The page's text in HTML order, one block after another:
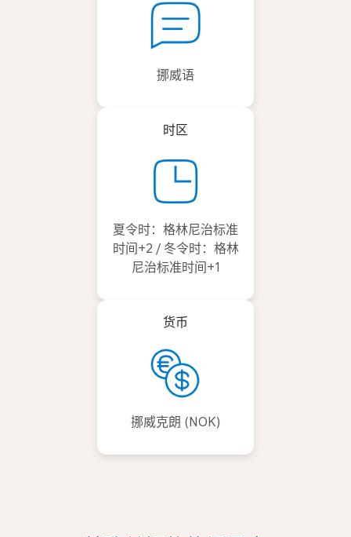
挪威语
时区
夏令时：格林尼治标准
时间+2 / 冬令时：格林
尼治标准时间+1
货币
挪威克朗 (NOK)